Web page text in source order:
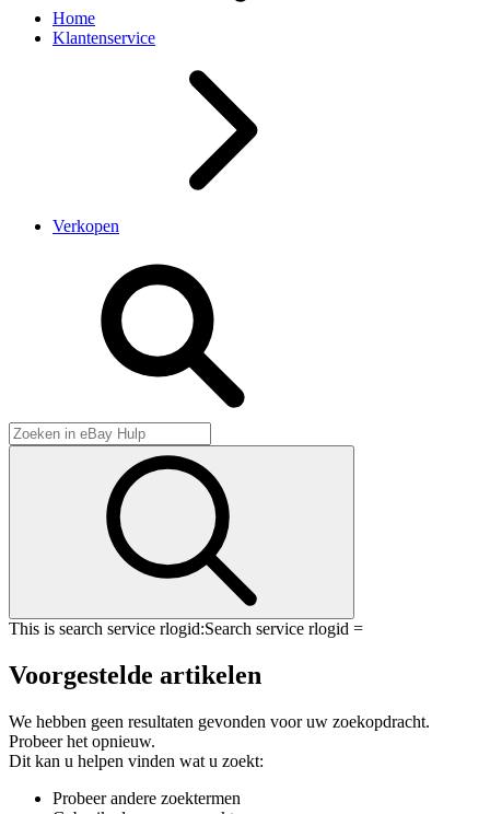
Home
Klantenservice
Verkopen
This is search service rlogid:Search service rlogid =
Voorgestelde artikelen
We hebben geen resultaten gevonden voor uw zoekopdracht.
Probeer het opnieuw.
Dit kan u helpen vinden wat u zoekt:
Probeer andere zoektermen